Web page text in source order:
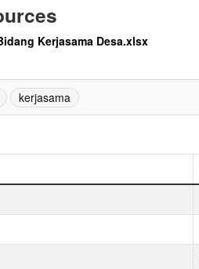
Kerjasama Desa.xlsx
kerjasama